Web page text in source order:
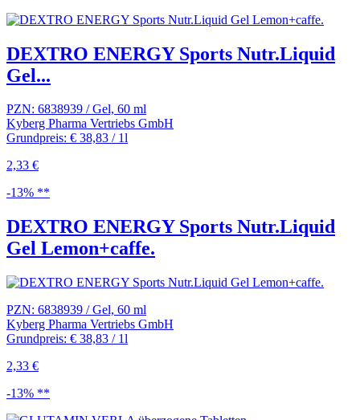
DEXTRO ENERGY Sports Nutr.Liquid
Gel...
PZN: 6838939 / Gel, 60 ml
Kyberg Pharma Vertriebs GmbH
Grundpreis: € 38,83 / 1l
2,33 €
-13% **
DEXTRO ENERGY Sports Nutr.Liquid
Gel Lemon+caffe.
PZN: 6838939 / Gel, 60 ml
Kyberg Pharma Vertriebs GmbH
Grundpreis: € 38,83 / 1l
2,33 €
-13% **